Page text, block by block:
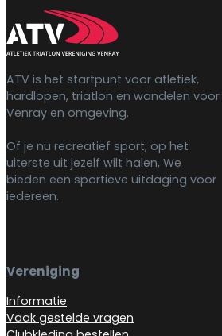
ATV is het startpunt voor atletiek,
hardlopen, triatlon en wandelen voor
Venray en omgeving.
Of je nu recreatief sport, op het
uiterste uit jezelf wilt halen, We
bieden een sportieve uitdaging voor
iedereen.
Vereniging
Informatie
Vaak gestelde vragen